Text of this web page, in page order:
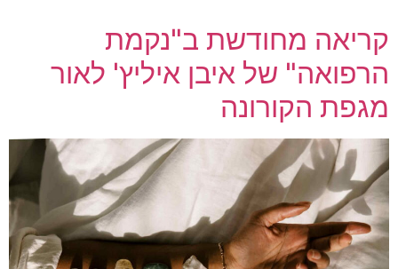
קריאה מחודשת ב"נקמת
הרפואה" של איבן איליץ' לאור
מגפת הקורונה